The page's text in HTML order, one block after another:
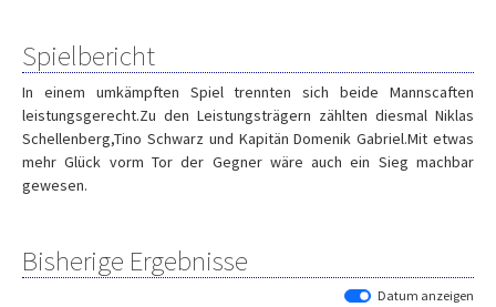
Spielbericht
In einem umkämpften Spiel trennten sich beide Mannscaften
leistungsgerecht.Zu den Leistungsträgern zählten diesmal Niklas
Schellenberg,Tino Schwarz und Kapitän Domenik Gabriel.Mit etwas
mehr Glück vorm Tor der Gegner wäre auch ein Sieg machbar
gewesen.
Bisherige Ergebnisse
Datum anzeigen